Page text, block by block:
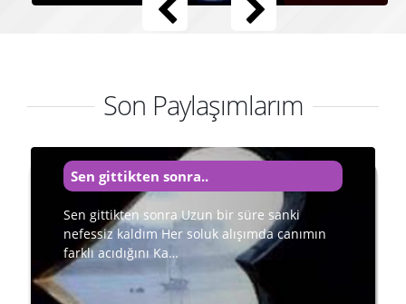
Son Paylaşımlarım
Sen gittikten sonra..
Sen gittikten sonra Uzun bir süre sanki
nefessiz kaldım Her soluk alışımda canımın
farklı acıdığını Ka…